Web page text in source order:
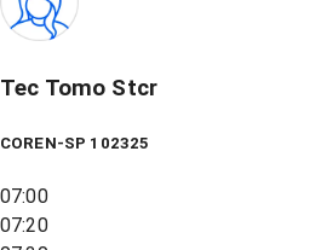
Tec Tomo Stcr
COREN-SP 102325
07:00
07:20